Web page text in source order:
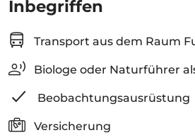
Inbegriffen
Transport aus dem Raum
Biologe oder Naturführer
Beobachtungsausrüstung
Versicherung